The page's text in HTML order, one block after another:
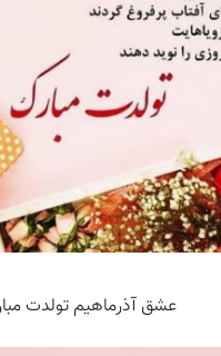
عشق آذرماهیم تولدت